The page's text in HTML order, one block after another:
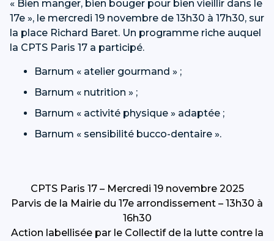
« Bien manger, bien bouger pour bien vieillir dans le
17e », le mercredi 19 novembre de 13h30 à 17h30, sur
la place Richard Baret. Un programme riche auquel
la CPTS Paris 17 a participé.
Barnum « atelier gourmand » ;
Barnum « nutrition » ;
Barnum « activité physique » adaptée ;
Barnum « sensibilité bucco-dentaire ».
CPTS Paris 17 – Mercredi 19 novembre 2025
Parvis de la Mairie du 17e arrondissement – 13h30 à
16h30
Action labellisée par le Collectif de la lutte contre la